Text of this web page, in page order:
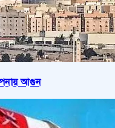
আগুন